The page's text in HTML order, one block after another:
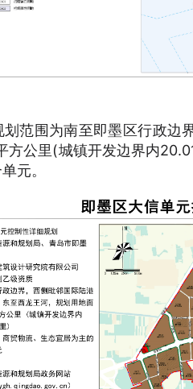
范围为南至即墨区行政边
方公里(城镇开发边界内
元。